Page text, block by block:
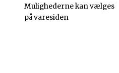
Mulighederne kan vælges
på varesiden